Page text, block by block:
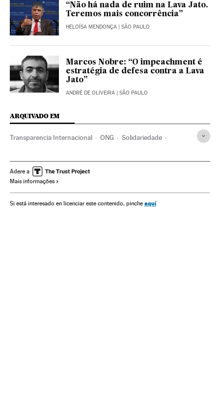
“Não há nada de ruim na Lava Jato.
Teremos mais concorrência”
HELOÍSA MENDONÇA | SÃO PAULO
Marcos Nobre: “O impeachment é
estratégia de defesa contra a Lava
Jato”
ANDRÉ DE OLIVEIRA | SÃO PAULO
ARQUIVADO EM
Transparencia Internacional ONG Solidariedade
Delitos América Espanha
Adere a
Mais informações
Si está interesado en licenciar este contenido, pinche aquí